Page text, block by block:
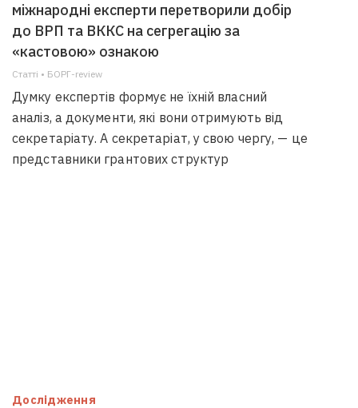
міжнародні експерти перетворили добір
до ВРП та ВККС на сегрегацію за
«кастовою» ознакою
Статті • БОРГ-review
Думку експертів формує не їхній власний
аналіз, а документи, які вони отримують від
секретаріату. А секретаріат, у свою чергу, — це
представники грантових структур
Дослідження